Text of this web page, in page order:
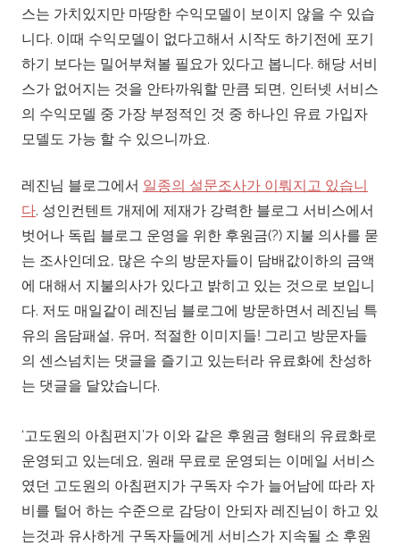
스는 가치있지만 마땅한 수익모델이 보이지 않을 수 있습
니다. 이때 수익모델이 없다고해서 시작도 하기전에 포기
하기 보다는 밀어부쳐볼 필요가 있다고 봅니다. 해당 서비
스가 없어지는 것을 안타까워할 만큼 되면, 인터넷 서비스
의 수익모델 중 가장 부정적인 것 중 하나인 유료 가입자
모델도 가능 할 수 있으니까요.
레진님 블로그에서 일종의 설문조사가 이뤄지고 있습니
다. 성인컨텐트 개제에 제재가 강력한 블로그 서비스에서
벗어나 독립 블로그 운영을 위한 후원금(?) 지불 의사를 묻
는 조사인데요, 많은 수의 방문자들이 담배값이하의 금액
에 대해서 지불의사가 있다고 밝히고 있는 것으로 보입니
다. 저도 매일같이 레진님 블로그에 방문하면서 레진님 특
유의 음담패설, 유머, 적절한 이미지들! 그리고 방문자들
의 센스넘치는 댓글을 즐기고 있는터라 유료화에 찬성하
는 댓글을 달았습니다.
‘고도원의 아침편지’가 이와 같은 후원금 형태의 유료화로
운영되고 있는데요, 원래 무료로 운영되는 이메일 서비스
였던 고도원의 아침편지가 구독자 수가 늘어남에 따라 자
비를 털어 하는 수준으로 감당이 안되자 레진님이 하고 있
는것과 유사하게 구독자들에게 서비스가 지속될 소 후원